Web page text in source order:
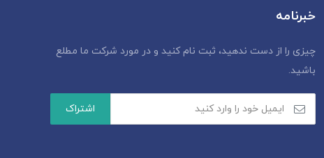
خبرنامه
چیزی را از دست ندهید، ثبت نام کنید و در مورد شرکت ما مطلع
باشید.